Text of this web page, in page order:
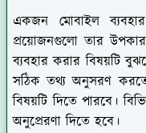
একজন মোবাইল
প্রয়োজনগুলো তার উপকার
ব্যবহার করার বিষয়টি
সঠিক তথ্য অনুসরণ করতে
বিষয়টি দিতে পারবে।
অনুপ্রেরণা দিতে হবে।